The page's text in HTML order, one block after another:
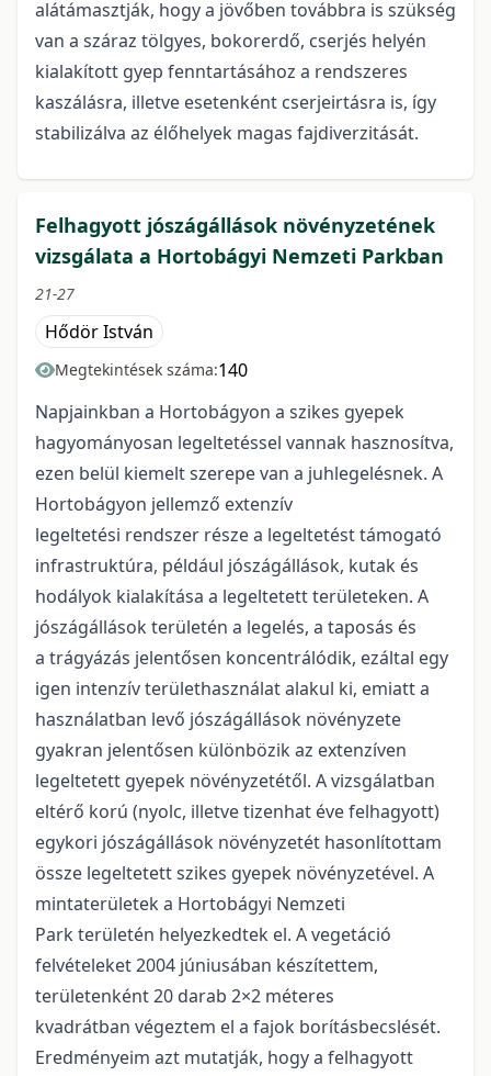
alátámasztják, hogy a jövőben továbbra is szükség
van a száraz tölgyes, bokorerdő, cserjés helyén
kialakított gyep fenntartásához a rendszeres
kaszálásra, illetve esetenként cserjeirtásra is, így
stabilizálva az élőhelyek magas fajdiverzitását.
Felhagyott jószágállások növényzetének
vizsgálata a Hortobágyi Nemzeti Parkban
21-27
Hődör István
Megtekintések száma:140
Napjainkban a Hortobágyon a szikes gyepek
hagyományosan legeltetéssel vannak hasznosítva,
ezen belül kiemelt szerepe van a juhlegelésnek. A
Hortobágyon jellemző extenzív
legeltetési rendszer része a legeltetést támogató
infrastruktúra, például jószágállások, kutak és
hodályok kialakítása a legeltetett területeken. A
jószágállások területén a legelés, a taposás és
a trágyázás jelentősen koncentrálódik, ezáltal egy
igen intenzív területhasználat alakul ki, emiatt a
használatban levő jószágállások növényzete
gyakran jelentősen különbözik az extenzíven
legeltetett gyepek növényzetétől. A vizsgálatban
eltérő korú (nyolc, illetve tizenhat éve felhagyott)
egykori jószágállások növényzetét hasonlítottam
össze legeltetett szikes gyepek növényzetével. A
mintaterületek a Hortobágyi Nemzeti
Park területén helyezkedtek el. A vegetáció
felvételeket 2004 júniusában készítettem,
területenként 20 darab 2×2 méteres
kvadrátban végeztem el a fajok borításbecslését.
Eredményeim azt mutatják, hogy a felhagyott